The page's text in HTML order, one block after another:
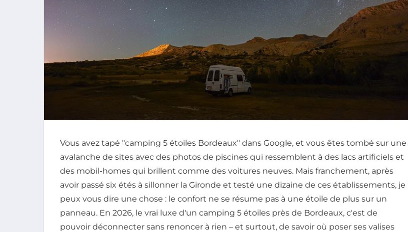
Vous avez tapé "camping 5 étoiles Bordeaux" dans Google, et vous êtes tombé sur une
avalanche de sites avec des photos de piscines qui ressemblent à des lacs artificiels et
des mobil-homes qui brillent comme des voitures neuves. Mais franchement, après
avoir passé six étés à sillonner la Gironde et testé une dizaine de ces établissements, je
peux vous dire une chose : le confort ne se résume pas à une étoile de plus sur un
panneau. En 2026, le vrai luxe d'un camping 5 étoiles près de Bordeaux, c'est de
pouvoir déconnecter sans renoncer à rien – et surtout, de savoir où poser ses valises